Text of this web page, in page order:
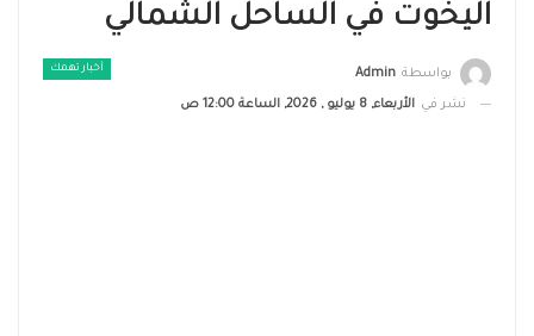
اليخوت في الساحل الشمالي
أخبار تهمك بواسطة Admin
نشر في الأربعاء, 8 يوليو , 2026, الساعة 12:00 ص